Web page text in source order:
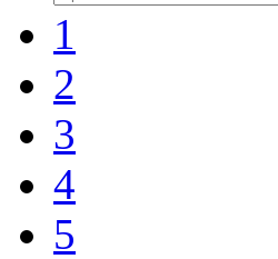
1
2
3
4
5